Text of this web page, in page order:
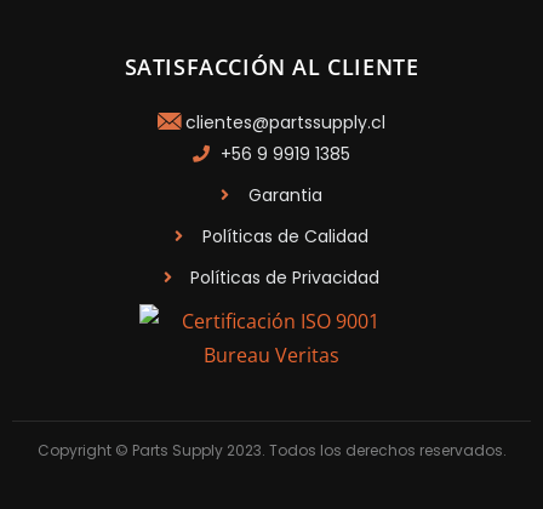
SATISFACCIÓN AL CLIENTE
clientes@partssupply.cl
+56 9 9919 1385
Garantia
Políticas de Calidad
Políticas de Privacidad
Copyright © Parts Supply 2023. Todos los derechos reservados.